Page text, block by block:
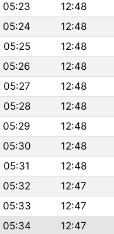
05:23 12:48
05:24 12:48
05:25 12:48
05:26 12:48
05:27 12:48
05:28 12:48
05:29 12:48
05:30 12:48
05:31 12:48
05:32 12:47
05:33 12:47
05:34 12:47